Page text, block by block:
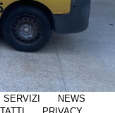
SERVIZI
NEWS